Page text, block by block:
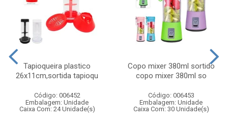
Tapioqueira plastico
26x11cm,sortida tapioqu
Código: 006452
Embalagem: Unidade
Caixa Com: 24 Unidade(s)
Copo mixer 380ml sortido
copo mixer 380ml so
Código: 006453
Embalagem: Unidade
Caixa Com: 30 Unidade(s)